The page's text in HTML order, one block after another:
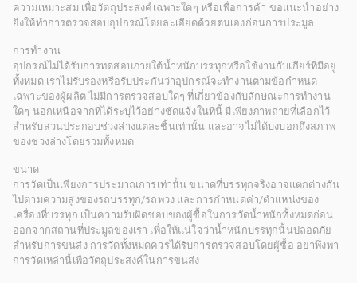
ความเหมาะสม เพื่อวัตถุประสงค์เฉพาะใดๆ หรือเพื่อการค้า ขอแนะนำอย่าง
ยิ่งให้ทำการตรวจสอบอุปกรณ์โดยละเอียดด้วยตนเองก่อนการประมูล
การทำงาน
อุปกรณ์ไม่ได้รับการทดสอบภายใต้น้ำหนักบรรทุกหรือใช้งานกับเกียร์ที่มีอยู่
ทั้งหมด เราไม่รับรองหรือรับประกันว่าอุปกรณ์จะทำงานตามข้อกำหนด
เฉพาะของผู้ผลิต ไม่มีการตรวจสอบใดๆ ที่เกี่ยวข้องกับลักษณะการทำงาน
ใดๆ นอกเหนือจากที่ได้ระบุไว้อย่างชัดแจ้งในที่นี้ มีเพียงภาพถ่ายที่เลือกไว้
สำหรับส่วนประกอบช่วงล่างแต่ละชิ้นเท่านั้น และอาจไม่ได้บ่งบอกถึงสภาพ
ของช่วงล่างโดยรวมทั้งหมด
ขนาด
การวัดเป็นเพียงการประมาณการเท่านั้น ขนาดที่บรรทุกจริงอาจแตกต่างกัน
ไปตามความสูงของรถบรรทุก/รถพ่วง และการกำหนดค่า/ตำแหน่งของ
เครื่องที่บรรทุก เป็นความรับผิดชอบของผู้ซื้อในการวัดน้ำหนักทั้งหมดก่อน
ออกจากสถานที่ประมูลของเรา เพื่อให้แน่ใจว่าน้ำหนักบรรทุกนั้นปลอดภัย
สำหรับการขนส่ง การวัดทั้งหมดควรได้รับการตรวจสอบโดยผู้ซื้อ อย่าพึ่งพา
การวัดเหล่านี้เพื่อวัตถุประสงค์ในการขนส่ง